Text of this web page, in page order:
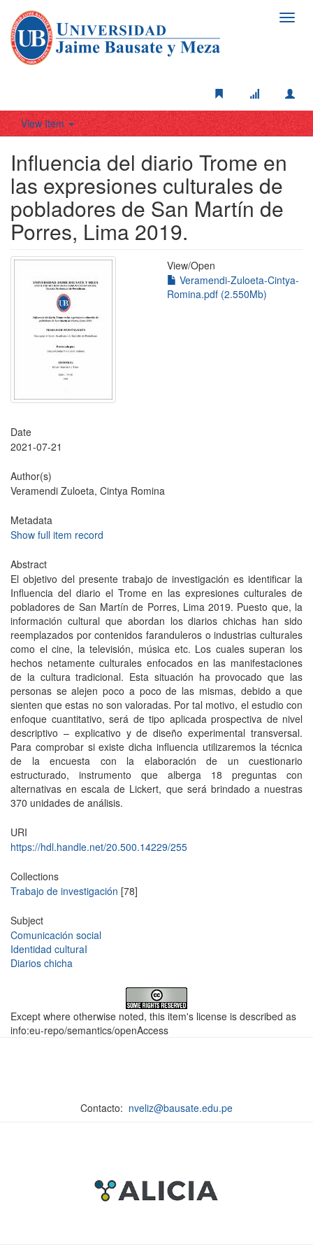
View Item
Influencia del diario Trome en
las expresiones culturales de
pobladores de San Martín de
Porres, Lima 2019.
View/Open
Veramendi-Zuloeta-Cintya-
Romina.pdf (2.550Mb)
Date
2021-07-21
Author(s)
Veramendi Zuloeta, Cintya Romina
Metadata
Show full item record
Abstract
El objetivo del presente trabajo de investigación es identificar la
Influencia del diario el Trome en las expresiones culturales de
pobladores de San Martín de Porres, Lima 2019. Puesto que, la
información cultural que abordan los diarios chichas han sido
reemplazados por contenidos faranduleros o industrias culturales
como el cine, la televisión, música etc. Los cuales superan los
hechos netamente culturales enfocados en las manifestaciones
de la cultura tradicional. Esta situación ha provocado que las
personas se alejen poco a poco de las mismas, debido a que
sienten que estas no son valoradas. Por tal motivo, el estudio con
enfoque cuantitativo, será de tipo aplicada prospectiva de nivel
descriptivo – explicativo y de diseño experimental transversal.
Para comprobar si existe dicha influencia utilizaremos la técnica
de la encuesta con la elaboración de un cuestionario
estructurado, instrumento que alberga 18 preguntas con
alternativas en escala de Lickert, que será brindado a nuestras
370 unidades de análisis.
URI
https://hdl.handle.net/20.500.14229/255
Collections
Trabajo de investigación [78]
Subject
Comunicación social
Identidad culturaI
Diarios chicha
Except where otherwise noted, this item's license is described as
info:eu-repo/semantics/openAccess
Contacto: nveliz@bausate.edu.pe